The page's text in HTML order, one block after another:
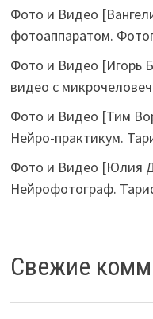
Фото и Видео
фотоаппаратом.
Фото и Видео [Игорь
видео с
Фото и Видео [Тим
Нейро-практикум.
Фото и Видео [Юлия
Нейрофотограф.
Свежие